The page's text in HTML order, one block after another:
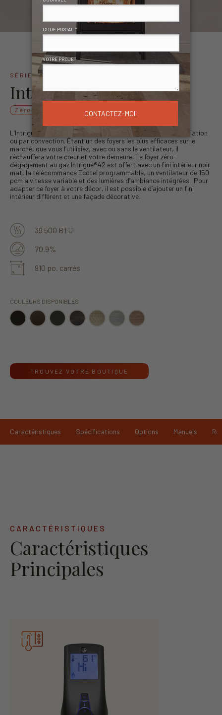
SÉRIE INTRIGUE
Intrigue®42
Zéro-dégagement
L’Intrigue®42 vous permet de choisir entre la chaleur par radiation
ou par convection. Étant un des foyers les plus efficaces sur le
marché, que vous l’utilisiez, avec ou sans le ventilateur, il
réchauffera votre cœur et votre demeure. Le foyer zéro-
dégagement au gaz Intrigue®42 est offert avec un fini intérieur noir
mat, la télécommance Ecotel programmable, un ventilateur de 150
pcm à vitesse variable et des lumières d’ambiance intégrées. Pour
adapter ce foyer à votre décor, il est possible d’ajouter un fini
intérieur différent et une façade décorative.
39 500 BTU
70.9%
910 po. carrés
COULEURS DISPONIBLES
TROUVEZ VOTRE BOUTIQUE
Caractéristiques Spécifications Options Manuels
CARACTÉRISTIQUES
Caractéristiques
Principales